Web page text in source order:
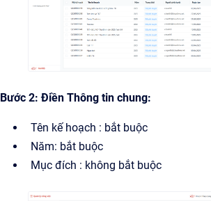
Bước 2: Điền Thông tin chung:
Tên kế hoạch : bắt buộc
Năm: bắt buộc
Mục đích : không bắt buộc